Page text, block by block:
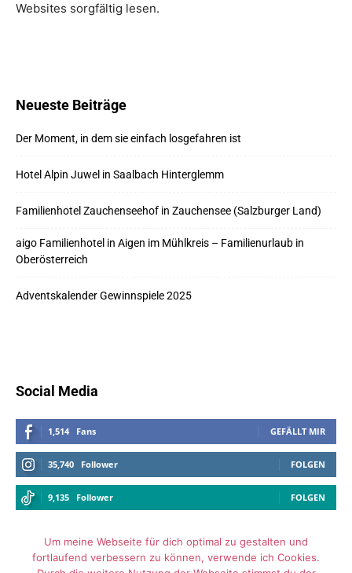
Websites sorgfältig lesen.
Neueste Beiträge
Der Moment, in dem sie einfach losgefahren ist
Hotel Alpin Juwel in Saalbach Hinterglemm
Familienhotel Zauchenseehof in Zauchensee (Salzburger Land)
aigo Familienhotel in Aigen im Mühlkreis – Familienurlaub in
Oberösterreich
Adventskalender Gewinnspiele 2025
Social Media
1,514 Fans GEFÄLLT MIR
35,740 Follower FOLGEN
9,135 Follower FOLGEN
Um meine Webseite für dich optimal zu gestalten und
fortlaufend verbessern zu können, verwende ich Cookies.